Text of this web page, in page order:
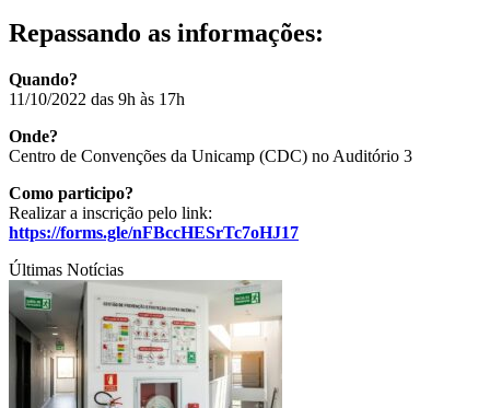
Repassando as informações:
Quando?
11/10/2022 das 9h às 17h
Onde?
Centro de Convenções da Unicamp (CDC) no Auditório 3
Como participo?
Realizar a inscrição pelo link:
https://forms.gle/nFBccHESrTc7oHJ17
Últimas Notícias